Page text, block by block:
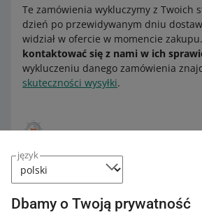
język
Dbamy o Twoją prywatność
Te zamówienia wykluczymy z Twoich
dzień po przewidywanym dniu
widział w ofercie w momencie zakupu.
kontaktować się z nami w ich
wykluczeniu danego zamówienia
skuteczności wysyłki.
wszystkie powyższe warunki
klient poprosi o późniejszą
zamówienia mejlowo lub
Centrum Wiadomości, daj